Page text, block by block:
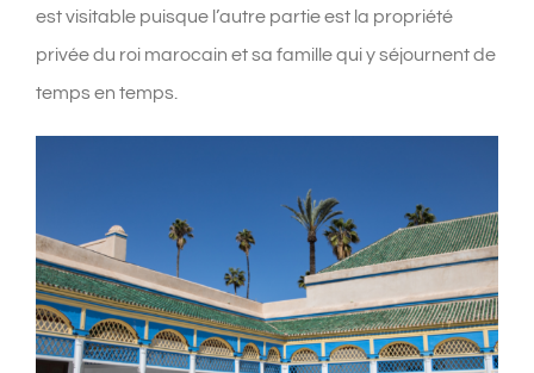
est visitable puisque l’autre partie est la propriété
privée du roi marocain et sa famille qui y séjournent de
temps en temps.